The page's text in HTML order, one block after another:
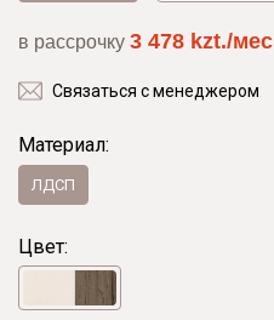
в рассрочку 3 478 kzt./мес
Связаться с менеджером
Материал:
ЛДСП
Цвет: